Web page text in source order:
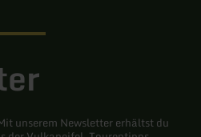
unserem Newsletter erhältst du